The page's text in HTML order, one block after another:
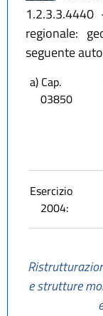
regionale:
seguente
a) Cap.
03850
Esercizio
2004:
e strutture